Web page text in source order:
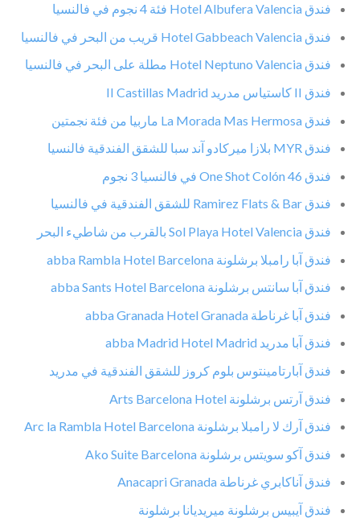
فندق Hotel Albufera Valencia فئة 4 نجوم في فالنسيا
فندق Hotel Gabbeach Valencia قريب من البحر في فالنسيا
فندق Hotel Neptuno Valencia مطلة على البحر في فالنسيا
فندق II كاستياس مدريد II Castillas Madrid
فندق La Morada Mas Hermosa ماربيا من فئة نجمتين
فندق MYR بلازا ميركادو آند سبا للشقق الفندقية فالنسيا
فندق One Shot Colón 46 في فالنسيا 3 نجوم
فندق Ramirez Flats & Bar للشقق الفندقية في فالنسيا
فندق Sol Playa Hotel Valencia بالقرب من شاطيء البحر
فندق آبا رامبلا برشلونة abba Rambla Hotel Barcelona
فندق آبا سانتس برشلونة abba Sants Hotel Barcelona
فندق آبا غرناطة abba Granada Hotel Granada
فندق آبا مدريد abba Madrid Hotel Madrid
فندق آبارتامينتوس بلوم كروز للشقق الفندقية في مدريد
فندق آرتس برشلونة Arts Barcelona Hotel
فندق آرك لا رامبلا برشلونة Arc la Rambla Hotel Barcelona
فندق آكو سويتس برشلونة Ako Suite Barcelona
فندق آناكابري غرناطة Anacapri Granada
فندق آيبيس برشلونة ميريديانا برشلونة